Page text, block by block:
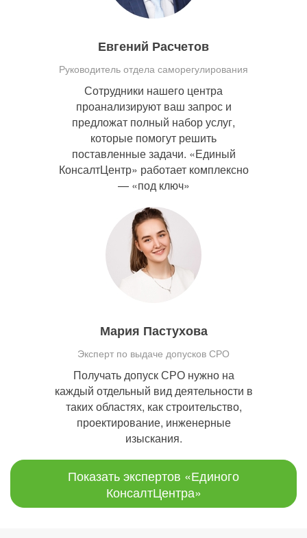
Евгений Расчетов
Руководитель отдела саморегулирования
Сотрудники нашего центра
проанализируют ваш запрос и
предложат полный набор услуг,
которые помогут решить
поставленные задачи. «Единый
КонсалтЦентр» работает комплексно
— «под ключ»
Мария Пастухова
Эксперт по выдаче допусков СРО
Получать допуск СРО нужно на
каждый отдельный вид деятельности в
таких областях, как строительство,
проектирование, инженерные
изыскания.
Показать экспертов «Единого
КонсалтЦентра»